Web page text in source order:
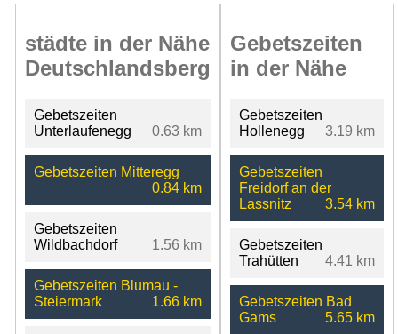
städte in der Nähe
Deutschlandsberg
Gebetszeiten
Unterlaufenegg
0.63 km
Gebetszeiten Mitteregg
0.84 km
Gebetszeiten
Wildbachdorf
1.56 km
Gebetszeiten Blumau -
Steiermark
1.66 km
Gebetszeiten
in der Nähe
Gebetszeiten
Hollenegg
3.19 km
Gebetszeiten
Freidorf an der
Lassnitz
3.54 km
Gebetszeiten
Trahütten
4.41 km
Gebetszeiten Bad
Gams
5.65 km